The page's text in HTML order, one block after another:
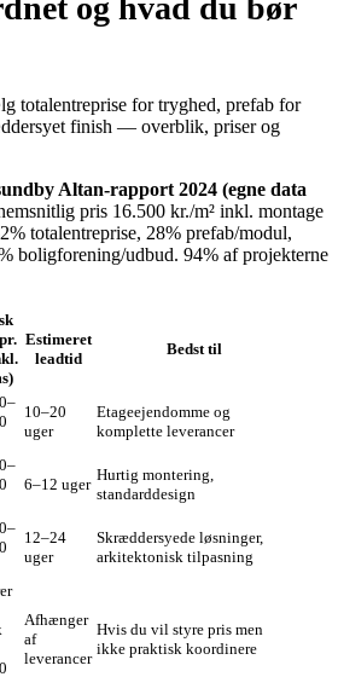
totalentreprise for tryghed, prefab for
finish — overblik, priser og
Altan-rapport 2024 (egne data
pris 16.500 kr./m² inkl. montage
totalentreprise, 28% prefab/modul,
boligforening/udbud. 94% af projekterne
Estimeret
leadtid
Bedst til
10–20
uger
Etageejendomme og
komplette leverancer
6–12 uger
Hurtig montering,
standarddesig­n
12–24
uger
Skræddersyede løsninger,
arkitektonisk tilpasning
Afhænger
af
leverancer
Hvis du vil styre pris men
ikke praktisk koordinere